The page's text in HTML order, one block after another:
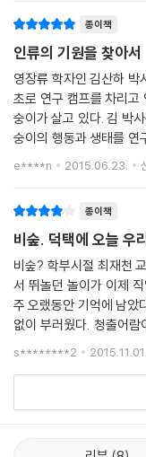
또한 야생 동식물의 연구
연구소의 ‘뿌리와 새싹
다양성 재단 사무국장을
새롭게 발견한 사실들을
안을 모색하고자 영국 크
융합하는 연구를 진행하
생태학자로서 자연과 동
게 효과적으로 ‘통역
새로운 시도들을 해 나가
인 열대 우림 한가운데에
감 넘치는 사진 및 저자
로써 인공적인 도시에 갇
생명 다양성을 ‘통역’하
연구지로서의 제반 시설
한가운데로 어느 날 갑
종이책
인류의 기원을 찾아서
영장류 학자인 김산하 박
초로 연구 캠프를 차리고
숭이가 살고 있다. 김 박
숭이의 행동과 생태를 연
이유는 무엇일까. 대답
e****n 2015.06.23.
종이책
비숲. 덕택에 오늘 우
비숲? 학부시절 최재천
서 뛰놀던 놀이가 이제
주 오랬동안 기억에 남았
없이 부러웠다. 청출어
는 한 술 더 떠서 '미래에
s********2 2015.11.01.